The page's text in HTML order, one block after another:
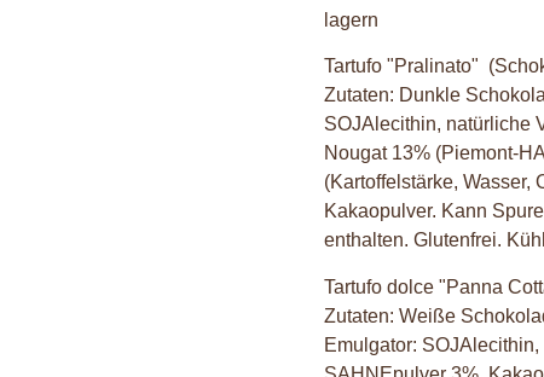
lagern
Tartufo "Pralinato" (
Zutaten: Dunkle
SOJAlecithin, natürliche
Nougat 13% (Piemont-
(Kartoffelstärke, Wasser,
Kakaopulver. Kann
enthalten. Glutenfrei.
Tartufo dolce "Panna
Zutaten: Weiße
Emulgator: